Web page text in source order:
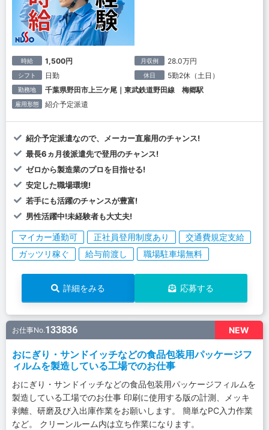
時給 1,500円 月収例 28.0万円
シフト 日勤 休日 5勤2休（土日）
勤務地 千葉県野田市上三ケ尾｜東武鉄道野田線 梅郷駅
雇用形態 紹介予定派遣
紹介予定派遣なので、メーカー直雇用のチャンス!
最長6ヵ月後派遣先で登用のチャンス!
ゼロから製造業のプロを目指せる!
安定した職場環境!
若手にも活躍のチャンスが豊富!
男性活躍中!未経験者も大丈夫!
マイカー通勤可 正社員登用制度あり
交通費規定支給
ガッツリ稼ぐ
給与前渡し 職場駐車場無料
詳細をみる 応募する
NEW
お仕事No.133836
おにぎり・サンドイッチなどの食品包装用パッケージフ
ィルムを製造している工場でのお仕事
おにぎり・サンドイッチなどの食品包装用パッケージフィルムを
製造している工場でのお仕事 印刷に使用する版の計測、メッキ
剥離、研磨及び入出庫作業をお願いします。 簡単なPC入力作業
など。 クリーンルーム内は立ち作業になります。